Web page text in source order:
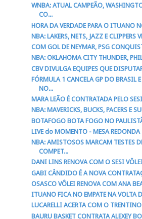
WNBA: ATUAL CAMPEÃO,
CO...
HORA DA VERDADE PARA O ITUANO
NBA: LAKERS, NETS, JAZZ E CLIPPERS
COM GOL DE NEYMAR, PSG
NBA: OKLAHOMA CITY THUNDER,
CBV DIVULGA EQUIPES QUE
FÓRMULA 1 CANCELA GP DO BRASIL
NO...
MARA LEÃO É CONTRATADA PELO
NBA: MAVERICKS, BUCKS, PACERS E
BOTAFOGO BOTA FOGO NO
LIVE do MOMENTO - MESA REDONDA
NBA: AMISTOSOS MARCAM TESTES
COMPET...
DANI LINS RENOVA COM O SESI
GABI CÂNDIDO É A NOVA
OSASCO VÔLEI RENOVA COM ANA
ITUANO FICA NO EMPATE NA VOLTA
LUCARELLI ACERTA COM O
BAURU BASKET CONTRATA ALEXEY